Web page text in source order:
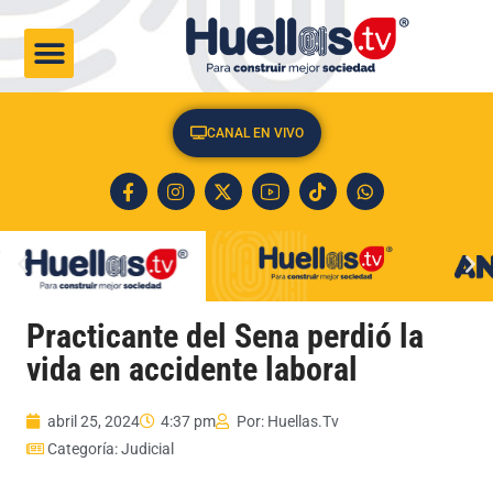
CANAL EN VIVO
Practicante del Sena perdió la
vida en accidente laboral
abril 25, 2024 4:37 pm Por: Huellas.Tv
Categoría:Judicial